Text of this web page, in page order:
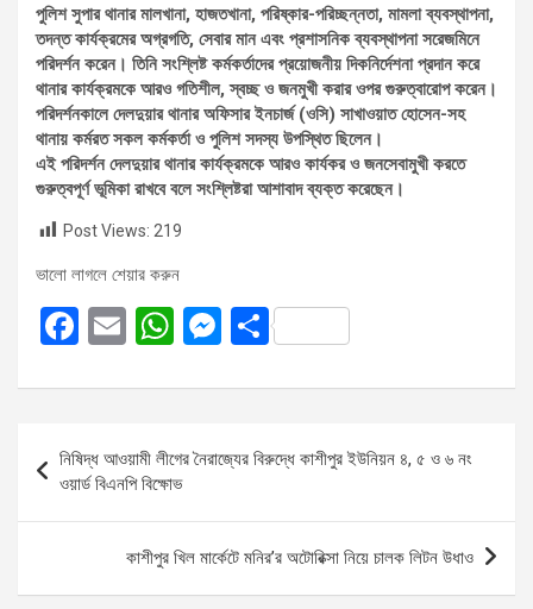
পুলিশ সুপার থানার মালখানা, হাজতখানা, পরিষ্কার-পরিচ্ছন্নতা, মামলা ব্যবস্থাপনা,
তদন্ত কার্যক্রমের অগ্রগতি, সেবার মান এবং প্রশাসনিক ব্যবস্থাপনা সরেজমিনে
পরিদর্শন করেন। তিনি সংশ্লিষ্ট কর্মকর্তাদের প্রয়োজনীয় দিকনির্দেশনা প্রদান করে
থানার কার্যক্রমকে আরও গতিশীল, স্বচ্ছ ও জনমুখী করার ওপর গুরুত্বারোপ করেন।
পরিদর্শনকালে দেলদুয়ার থানার অফিসার ইনচার্জ (ওসি) সাখাওয়াত হোসেন-সহ
থানায় কর্মরত সকল কর্মকর্তা ও পুলিশ সদস্য উপস্থিত ছিলেন।
এই পরিদর্শন দেলদুয়ার থানার কার্যক্রমকে আরও কার্যকর ও জনসেবামুখী করতে
গুরুত্বপূর্ণ ভূমিকা রাখবে বলে সংশ্লিষ্টরা আশাবাদ ব্যক্ত করেছেন।
Post Views: 219
ভালো লাগলে শেয়ার করুন
F
ce
b
o
o
E
ail
W
at
A
p
p
M
se
g
er
S
ar
navigation
নিষিদ্ধ আওয়ামী লীগের নৈরাজ্যের বিরুদ্ধে কাশীপুর ইউনিয়ন ৪, ৫ ও ৬ নং
ওয়ার্ড বিএনপি বিক্ষোভ
কাশীপুর খিল মার্কেটে মনির’র অটোরিক্সা নিয়ে চালক লিটন উধাও